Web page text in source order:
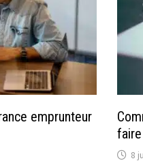
emprunteur
8